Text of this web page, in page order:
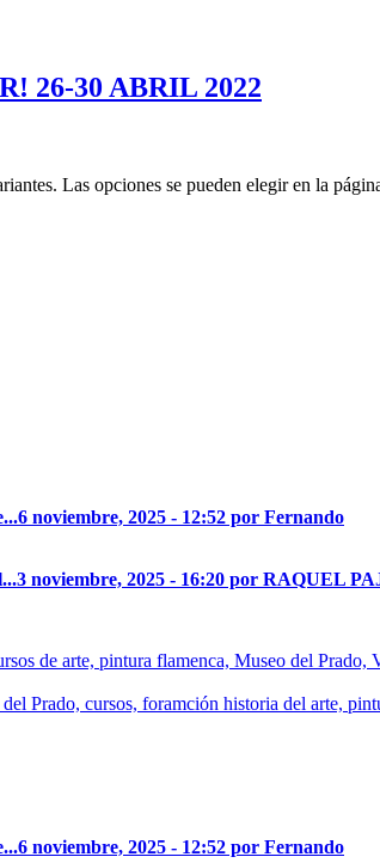
26-30 ABRIL 2022
Las opciones se pueden elegir en la
6 noviembre, 2025 - 12:52 por Fernando
3 noviembre, 2025 - 16:20 por RAQUEL
6 noviembre, 2025 - 12:52 por Fernando